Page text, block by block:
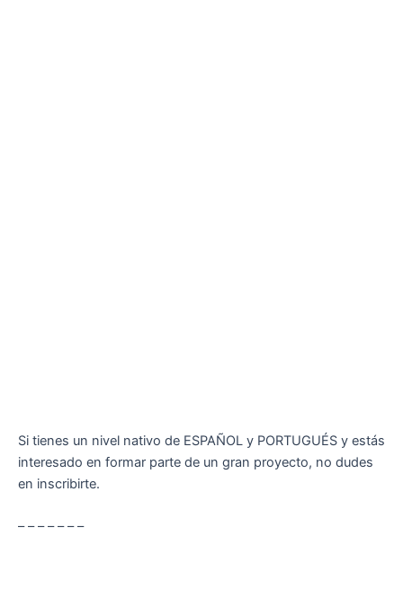
Si tienes un nivel nativo de ESPAÑOL y PORTUGUÉS y estás
interesado en formar parte de un gran proyecto, no dudes
en inscribirte.
– – – – – – –